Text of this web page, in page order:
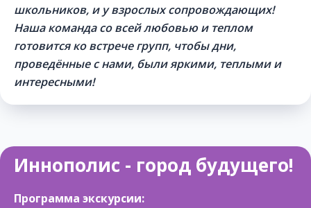
школьников, и у взрослых сопровождающих!
Наша команда со всей любовью и теплом
готовится ко встрече групп, чтобы дни,
проведённые с нами, были яркими, теплыми и
интересными!
Иннополис - город будущего!
Программа экскурсии: